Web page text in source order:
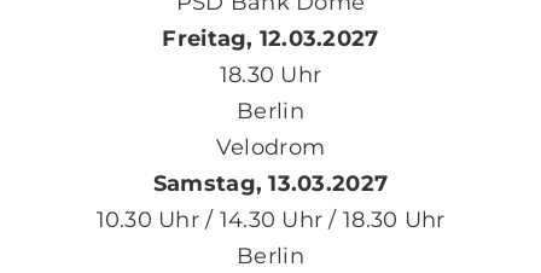
Freitag, 12.03.2027
18.30 Uhr
Berlin
Velodrom
Samstag, 13.03.2027
10.30 Uhr / 14.30 Uhr / 18.30 Uhr
Berlin